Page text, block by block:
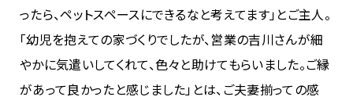
ったら、ペットスペースにできるなと考えてます」とご主人。
「幼児を抱えての家づくりでしたが、営業の吉川さんが細
やかに気遣いしてくれて、色々と助けてもらいました。ご縁
があって良かったと感じました」とは、ご夫妻揃っての感